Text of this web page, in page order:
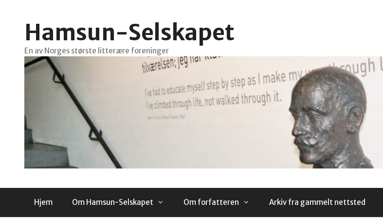
Hamsun-Selskapet
En av Norges største litterære foreninger
Hjem Om Hamsun-Selskapet Om forfatteren Arkiv fra gammelt nettsted